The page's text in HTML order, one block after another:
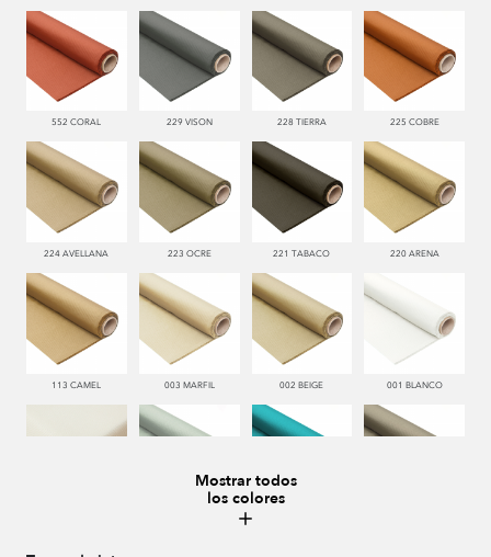
552 CORAL 229 VISON 228 TIERRA 225 COBRE
224 AVELLANA 223 OCRE 221 TABACO 220 ARENA
113 CAMEL 003 MARFIL 002 BEIGE 001 BLANCO
Mostrar todos
los colores